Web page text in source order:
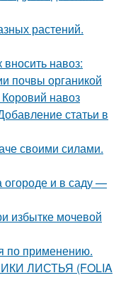
растений.
вносить навоз:
почвы органикой
навоз
статьи в
своими силами.
огороде и в саду —
избытке мочевой
применению.
ЛИСТЬЯ (FOLIA